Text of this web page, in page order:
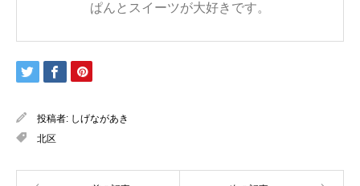
ぱんとスイーツが大好きです。
投稿者: しげながあき
北区